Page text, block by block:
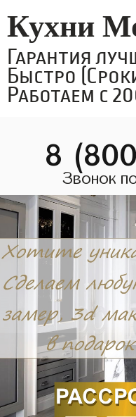
Кухни
Гарантия
Быстро
Работаем с
8
Звонок